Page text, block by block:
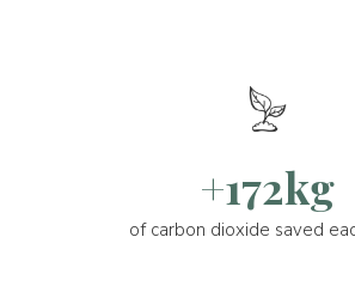
+172kg
of carbon dioxide saved